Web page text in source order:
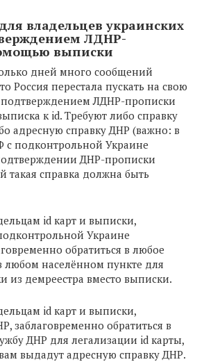
владельцев украинских
ЛДНР-
выписки
дней много сообщений
Россия перестала пускать на свою
ЛДНР-прописки
к id. Требуют либо справку
адресную справку ДНР (важно: в
с подконтрольной Украине
ДНР-прописки
такая справка должна быть
id карт и выписки,
Украине
обратиться в любое
населённом пункте для
из демреестра вместо выписки.
id карт и выписки,
заблаговременно обратиться в
ДНР для легализации id карты,
вам выдадут адресную справку ДНР.